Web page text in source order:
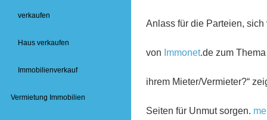
verkaufen
Haus verkaufen
Immobilienverkauf
Vermietung Immobilien
Anlass für die Parteien,
von Immonet.de zum
ihrem Mieter/Vermieter?“
Seiten für Unmut sorgen.